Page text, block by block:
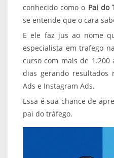
conhecido como o Pai do
se entende que o cara
E ele faz jus ao nome
especialista em trafego
curso com mais de 1.200
dias gerando resultados
Ads e Instagram Ads.
Essa é sua chance de
pai do tráfego.